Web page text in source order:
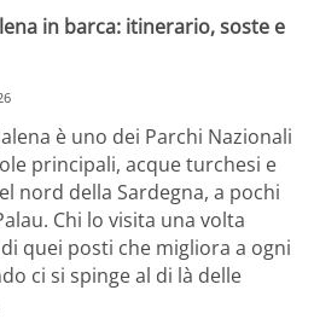
in barca: itinerario, soste e
è uno dei Parchi Nazionali
principali, acque turchesi e
nord della Sardegna, a pochi
Chi lo visita una volta
quei posti che migliora a ogni
ci si spinge al di là delle